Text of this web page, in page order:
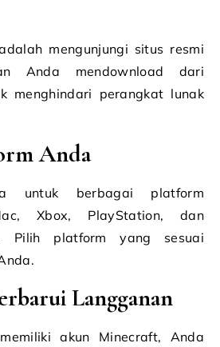
mengunjungi situs resmi
Anda mendownload dari
menghindari perangkat lunak
Anda
untuk berbagai platform
Xbox, PlayStation, dan
Pilih platform yang sesuai
Langganan
akun Minecraft, Anda